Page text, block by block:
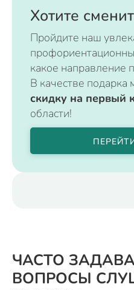
Хотите
Пройдите наш
какое направление
В качестве подарка
скидку на первый
области!
ЧАСТО
ВОПРОСЫ